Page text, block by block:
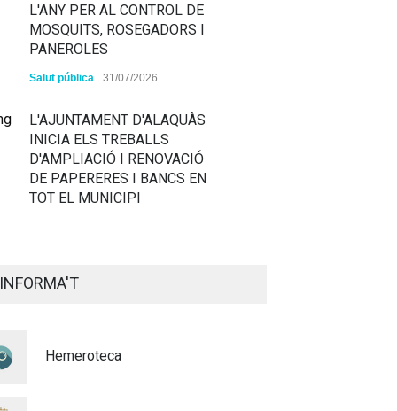
L'ANY PER AL CONTROL DE
MOSQUITS, ROSEGADORS I
PANEROLES
Salut pública 31/07/2026
L'AJUNTAMENT D'ALAQUÀS
INICIA ELS TREBALLS
D'AMPLIACIÓ I RENOVACIÓ
DE PAPERERES I BANCS EN
TOT EL MUNICIPI
SENYALITZACIÓ
Policia 29/07/2026
Hemeroteca